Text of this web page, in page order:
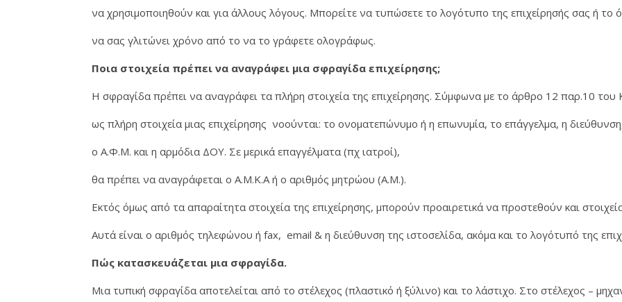
να χρησιμοποιηθούν και για άλλους λόγους. Μπορείτε να τυπώσετε το λογότυπο της επιχείρησής σας ή το
να σας γλιτώνει χρόνο από το να το γράφετε ολογράφως.
Ποια στοιχεία πρέπει να αναγράφει μια σφραγίδα επιχείρησης;
Η σφραγίδα πρέπει να αναγράφει τα πλήρη στοιχεία της επιχείρησης. Σύμφωνα με το άρθρο 12 παρ.10 του
ως πλήρη στοιχεία μιας επιχείρησης νοούνται: το ονοματεπώνυμο ή η επωνυμία, το επάγγελμα, η
ο Α.Φ.Μ. και η αρμόδια ΔΟΥ. Σε μερικά επαγγέλματα (πχ ιατροί),
θα πρέπει να αναγράφεται ο Α.Μ.Κ.Α ή ο αριθμός μητρώου (Α.Μ.).
Εκτός όμως από τα απαραίτητα στοιχεία της επιχείρησης, μπορούν προαιρετικά να προστεθούν και
Αυτά είναι ο αριθμός τηλεφώνου ή fax, email & η διεύθυνση της ιστοσελίδα, ακόμα και το λογότυπό της
Πώς κατασκευάζεται μια σφραγίδα.
Μια τυπική σφραγίδα αποτελείται από το στέλεχος (πλαστικό ή ξύλινο) και το λάστιχο. Στο στέλεχος –